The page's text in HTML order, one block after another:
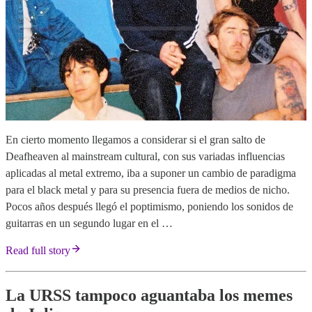
En cierto momento llegamos a considerar si el gran salto de
Deafheaven al mainstream cultural, con sus variadas influencias
aplicadas al metal extremo, iba a suponer un cambio de paradigma
para el black metal y para su presencia fuera de medios de nicho.
Pocos años después llegó el poptimismo, poniendo los sonidos de
guitarras en un segundo lugar en el …
Read full story
La URSS tampoco aguantaba los memes